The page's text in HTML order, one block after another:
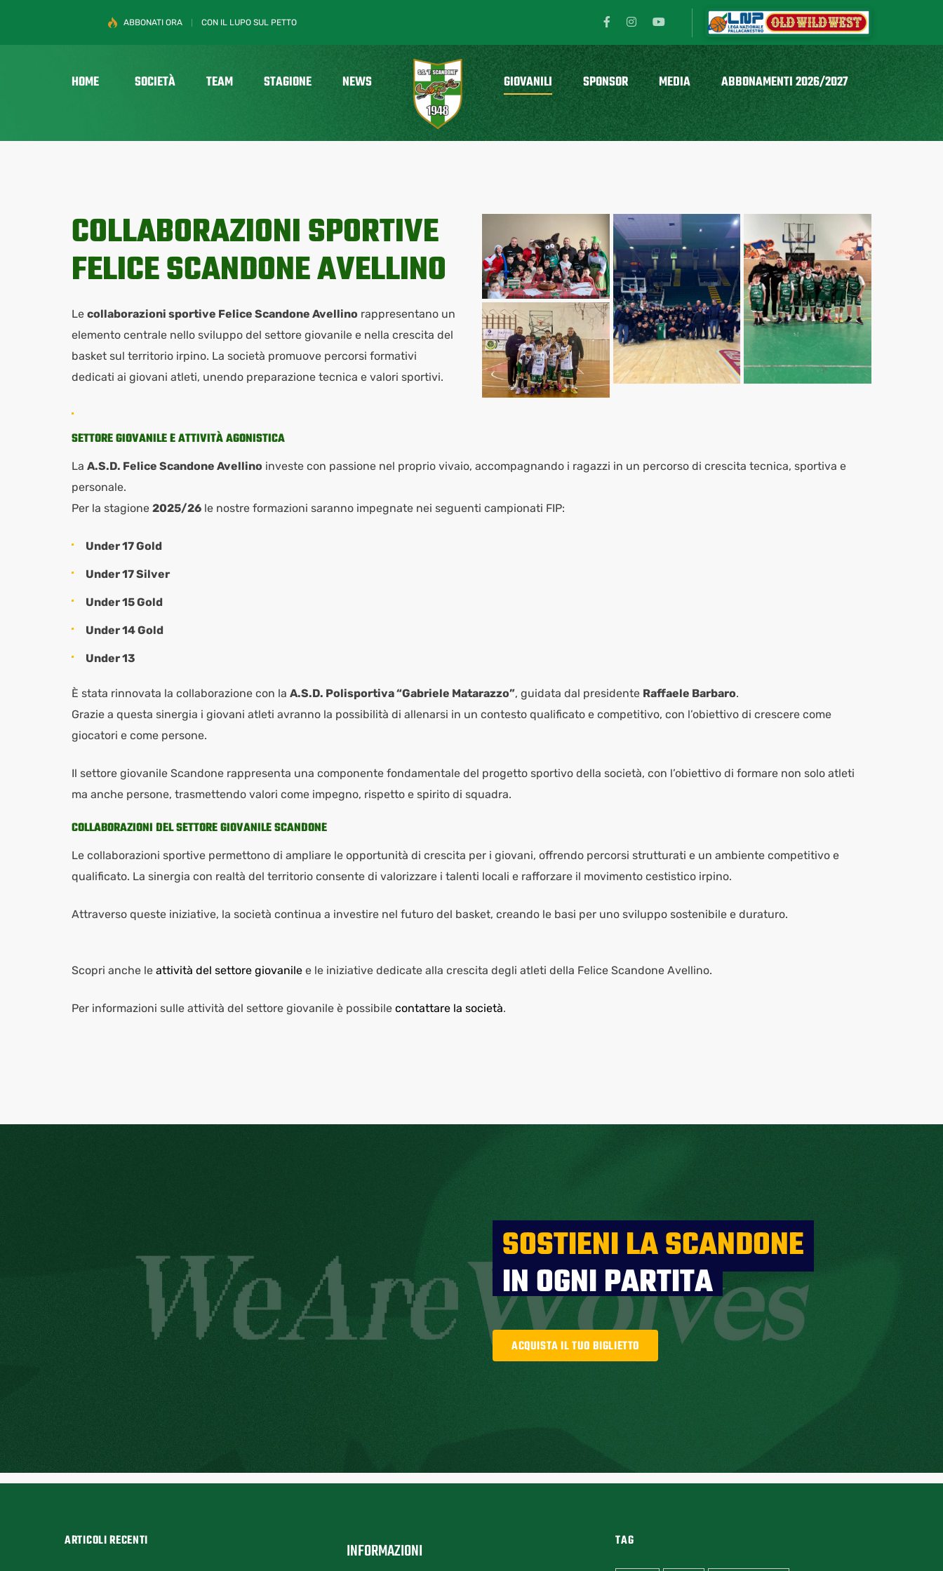
ABBONATI ORA CON IL LUPO SUL PETTO
HOME SOCIETÀ TEAM STAGIONE NEWS GIOVANILI SPONSOR MEDIA ABBONAMENTI 2026/2027
COLLABORAZIONI SPORTIVE
FELICE SCANDONE AVELLINO
Le collaborazioni sportive Felice Scandone Avellino rappresentano un
elemento centrale nello sviluppo del settore giovanile e nella crescita del
basket sul territorio irpino. La società promuove percorsi formativi
dedicati ai giovani atleti, unendo preparazione tecnica e valori sportivi.
SETTORE GIOVANILE E ATTIVITÀ AGONISTICA
La A.S.D. Felice Scandone Avellino investe con passione nel proprio vivaio, accompagnando i ragazzi in un percorso di crescita tecnica, sportiva e
personale.
Per la stagione 2025/26 le nostre formazioni saranno impegnate nei seguenti campionati FIP:
Under 17 Gold
Under 17 Silver
Under 15 Gold
Under 14 Gold
Under 13
È stata rinnovata la collaborazione con la A.S.D. Polisportiva “Gabriele Matarazzo”, guidata dal presidente Raffaele Barbaro.
Grazie a questa sinergia i giovani atleti avranno la possibilità di allenarsi in un contesto qualificato e competitivo, con l’obiettivo di crescere come
giocatori e come persone.
Il settore giovanile Scandone rappresenta una componente fondamentale del progetto sportivo della società, con l’obiettivo di formare non solo atleti
ma anche persone, trasmettendo valori come impegno, rispetto e spirito di squadra.
COLLABORAZIONI DEL SETTORE GIOVANILE SCANDONE
Le collaborazioni sportive permettono di ampliare le opportunità di crescita per i giovani, offrendo percorsi strutturati e un ambiente competitivo e
qualificato. La sinergia con realtà del territorio consente di valorizzare i talenti locali e rafforzare il movimento cestistico irpino.
Attraverso queste iniziative, la società continua a investire nel futuro del basket, creando le basi per uno sviluppo sostenibile e duraturo.
Scopri anche le attività del settore giovanile e le iniziative dedicate alla crescita degli atleti della Felice Scandone Avellino.
Per informazioni sulle attività del settore giovanile è possibile contattare la società.
SOSTIENI LA SCANDONE
IN OGNI PARTITA
ACQUISTA IL TUO BIGLIETTO
ARTICOLI RECENTI INFORMAZIONI TAG